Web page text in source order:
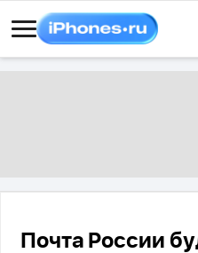
Почта России